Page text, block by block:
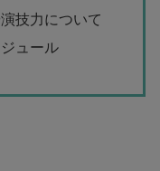
技力について
ュール